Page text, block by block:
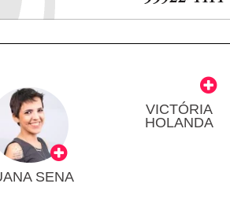
SENA
VICTÓRIA
HOLANDA